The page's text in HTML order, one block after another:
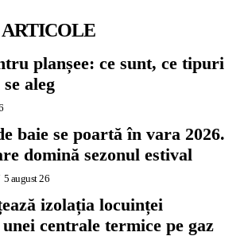
planșee: ce sunt, ce tipuri
aleg
baie se poartă în vara 2026.
domină sezonul estival
5 august 26
izolația locuinței
centrale termice pe gaz